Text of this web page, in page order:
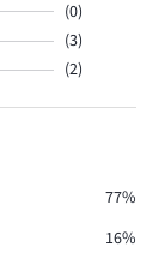
(0)
(3)
(2)
77%
16%